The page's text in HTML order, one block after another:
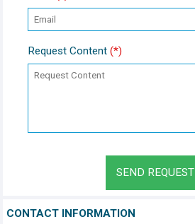
Request Content (*)
SEND REQUEST
CONTACT INFORMATION